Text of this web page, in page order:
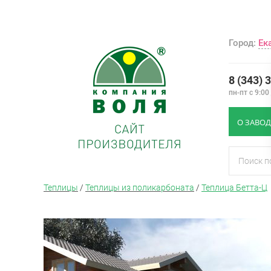
Город:
8 (343)
пн-пт с
О
Теплицы / Теплицы из поликарбоната / Теплица Бетта-Ц